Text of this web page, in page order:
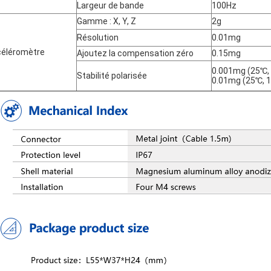
Largeur de bande 100Hz
Gamme : X, Y, Z
2g
Résolution
0.01mg
Ajoutez la compensation zéro
0.15mg
Stabilité polarisée
0.001mg (25℃,
0.01mg (25℃,